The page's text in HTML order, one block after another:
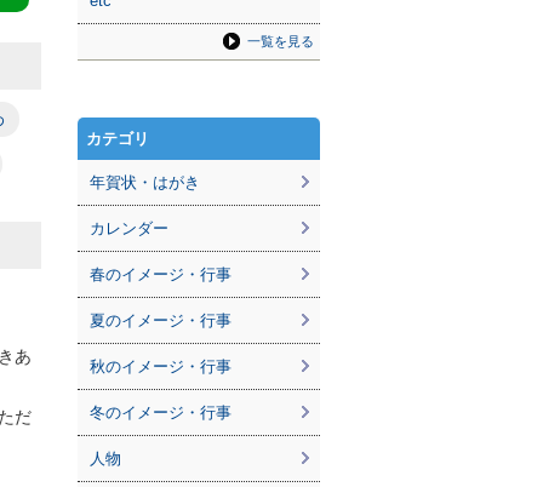
あ
だ
一覧を見る
カテゴリ
年賀状・はがき
カレンダー
春のイメージ・行事
夏のイメージ・行事
秋のイメージ・行事
冬のイメージ・行事
人物